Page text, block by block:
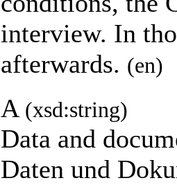
interview. In
afterwards. (en)
A (xsd:string)
Data and
Daten und